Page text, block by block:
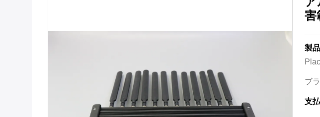
害
製
ブ
支